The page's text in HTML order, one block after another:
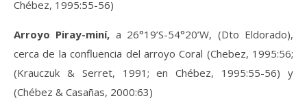
Chébez, 1995:55-56)
Arroyo Piray-miní, a 26°19’S-54°20’W, (Dto Eldorado),
cerca de la confluencia del arroyo Coral (Chebez, 1995:56;
(Krauczuk & Serret, 1991; en Chébez, 1995:55-56) y
(Chébez & Casañas, 2000:63)